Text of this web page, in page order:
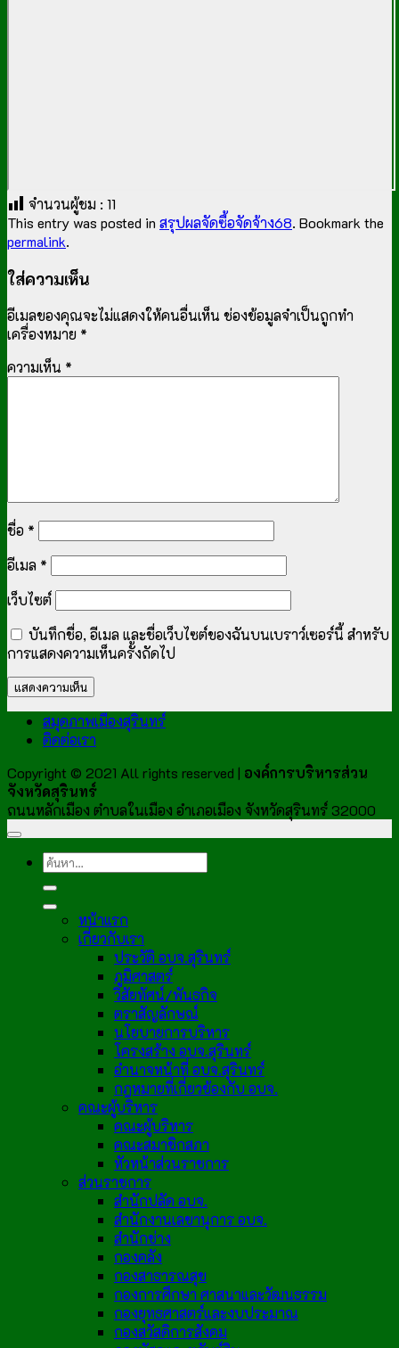
จำนวนผู้ชม : 11
This entry was posted in สรุปผลจัดซื้อจัดจ้าง68. Bookmark the
permalink.
ใส่ความเห็น
อีเมลของคุณจะไม่แสดงให้คนอื่นเห็น ช่องข้อมูลจำเป็นถูกทำ
เครื่องหมาย *
ความเห็น *
ชื่อ *
อีเมล *
เว็บไซต์
บันทึกชื่อ, อีเมล และชื่อเว็บไซต์ของฉันบนเบราว์เซอร์นี้ สำหรับ
การแสดงความเห็นครั้งถัดไป
สมุดภาพเมืองสุรินทร์
ติดต่อเรา
Copyright © 2021 All rights reserved | องค์การบริหารส่วน
จังหวัดสุรินทร์
ถนนหลักเมือง ตำบลในเมือง อำเภอเมือง จังหวัดสุรินทร์ 32000
หน้าแรก
เกี่ยวกับเรา
ประวัติ อบจ.สุรินทร์
ภูมิศาสตร์
วิสัยทัศน์/พันธกิจ
ตราสัญลักษณ์
นโยบายการบริหาร
โครงสร้าง อบจ.สุรินทร์
อำนาจหน้าที่ อบจ.สุรินทร์
กฎหมายที่เกี่ยวข้องกับ อบจ.
คณะผู้บริหาร
คณะผู้บริหาร
คณะสมาชิกสภา
หัวหน้าส่วนราชการ
ส่วนราชการ
สำนักปลัด อบจ.
สำนักงานเลขานุการ อบจ.
สำนักช่าง
กองคลัง
กองสาธารณสุข
กองการศึกษา ศาสนาและวัฒนธรรม
กองยุทธศาสตร์และงบประมาณ
กองสวัสดิการสังคม